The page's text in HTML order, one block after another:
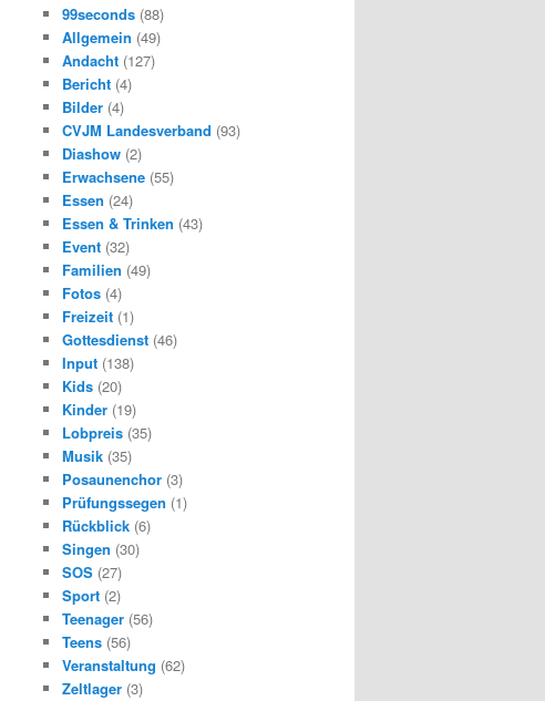
n
99seconds (88)
Allgemein (49)
Andacht (127)
Bericht (4)
Bilder (4)
CVJM Landesverband (93)
Diashow (2)
Erwachsene (55)
Essen (24)
Essen & Trinken (43)
Event (32)
Familien (49)
Fotos (4)
Freizeit (1)
Gottesdienst (46)
Input (138)
Kids (20)
Kinder (19)
Lobpreis (35)
Musik (35)
Posaunenchor (3)
Prüfungssegen (1)
Rückblick (6)
Singen (30)
SOS (27)
Sport (2)
Teenager (56)
Teens (56)
Veranstaltung (62)
Zeltlager (3)